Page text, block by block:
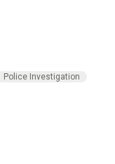
Police Investigation